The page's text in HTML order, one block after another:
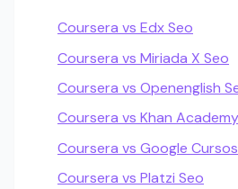
Coursera vs Edx Seo
Coursera vs Miriada X Seo
Coursera vs Openenglish
Coursera vs Khan
Coursera vs Google
Coursera vs Platzi Seo